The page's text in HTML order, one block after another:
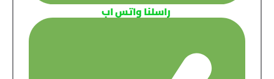
راسلنا واتس اب